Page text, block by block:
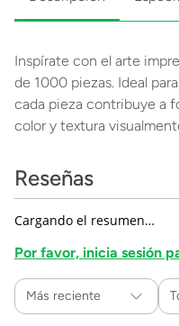
Inspírate con el arte
de 1000 piezas. Ideal
cada pieza contribuye a
color y textura
Reseñas
Cargando el resumen…
Por favor, inicia sesión
Más reciente